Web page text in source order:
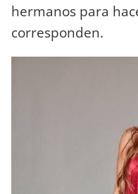
hermanos para
corresponden.